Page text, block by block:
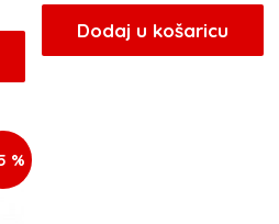
KM.
bila
je:
je:
11,90
Dodaj u košaricu
%